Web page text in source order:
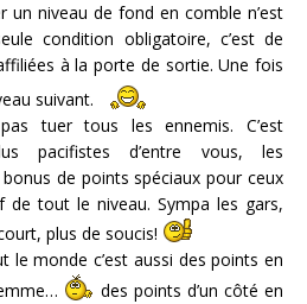
un niveau de fond en comble n’est
condition obligatoire, c’est de
à la porte de sortie. Une fois
suivant.
tuer tous les ennemis. C’est
pacifistes d’entre vous, les
de points spéciaux pour ceux
tout le niveau. Sympa les gars,
plus de soucis!
le monde c’est aussi des points en
des points d’un côté en